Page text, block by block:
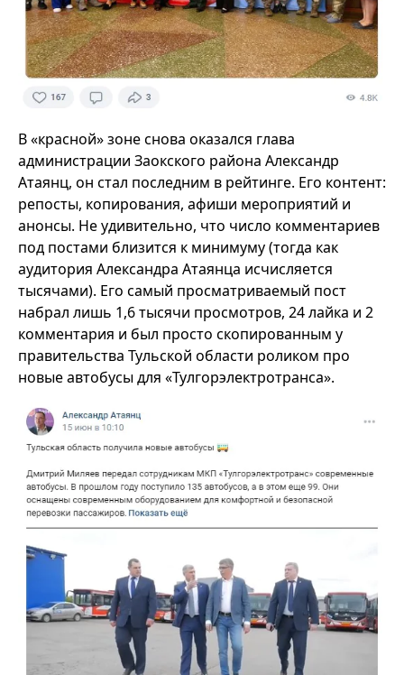
В «красной» зоне снова оказался глава
администрации Заокского района Александр
Атаянц, он стал последним в рейтинге. Его контент:
репосты, копирования, афиши мероприятий и
анонсы. Не удивительно, что число комментариев
под постами близится к минимуму (тогда как
аудитория Александра Атаянца исчисляется
тысячами). Его самый просматриваемый пост
набрал лишь 1,6 тысячи просмотров, 24 лайка и 2
комментария и был просто скопированным у
правительства Тульской области роликом про
новые автобусы для «Тулгорэлектротранса».